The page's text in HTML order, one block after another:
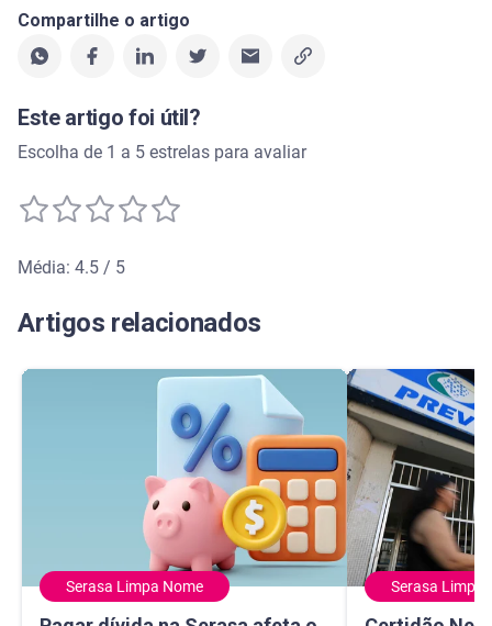
Compartilhe o artigo
Este artigo foi útil?
Escolha de 1 a 5 estrelas para avaliar
Média: 4.5 / 5
Artigos relacionados
Serasa Limpa Nome
Pagar dívida na Serasa afeta o rating do banco? Entenda
Serasa Limpa
Certidão